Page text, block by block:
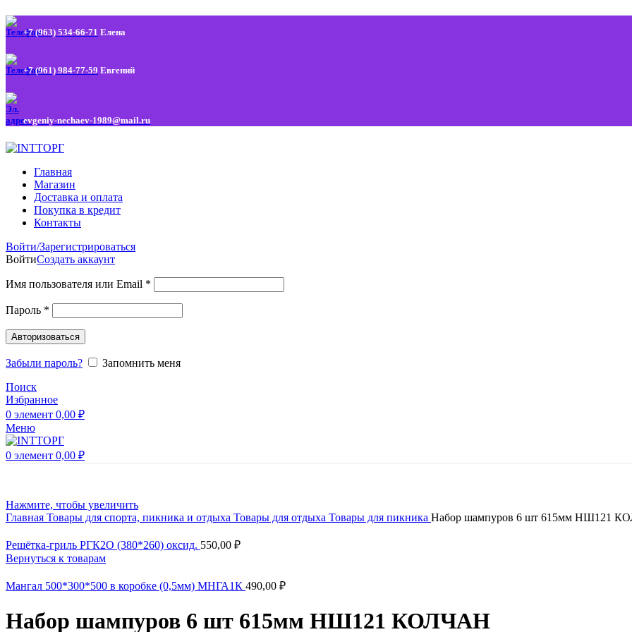
+7 (963) 534-66-71 Елена
+7 (961) 984-77-59 Евгений
evgeniy-nechaev-1989@mail.ru
Главная
Магазин
Доставка и оплата
Покупка в кредит
Контакты
Войти/Зарегистрироваться
ВойтиСоздать аккаунт
Имя пользователя или Email *
Пароль *
Авторизоваться
Забыли пароль?
Запомнить меня
Поиск
Избранное
0 элемент 0,00 ₽
Меню
0 элемент 0,00 ₽
Нажмите, чтобы увеличить
Главная Товары для спорта, пикника и отдыха Товары для отдыха Товары для пикника Набор шампуров 6 шт 615мм НШ121
Решётка-гриль РГК2О (380*260) оксид. 550,00 ₽
Вернуться к товарам
Мангал 500*300*500 в коробке (0,5мм) МНГА1К 490,00 ₽
Набор шампуров 6 шт 615мм НШ121 КОЛЧАН